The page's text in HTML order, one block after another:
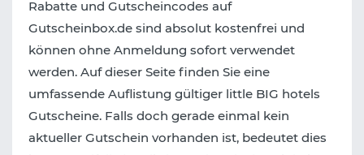
Rabatte und Gutscheincodes auf
Gutscheinbox.de sind absolut kostenfrei und
können ohne Anmeldung sofort verwendet
werden. Auf dieser Seite finden Sie eine
umfassende Auflistung gültiger little BIG hotels
Gutscheine. Falls doch gerade einmal kein
aktueller Gutschein vorhanden ist, bedeutet dies